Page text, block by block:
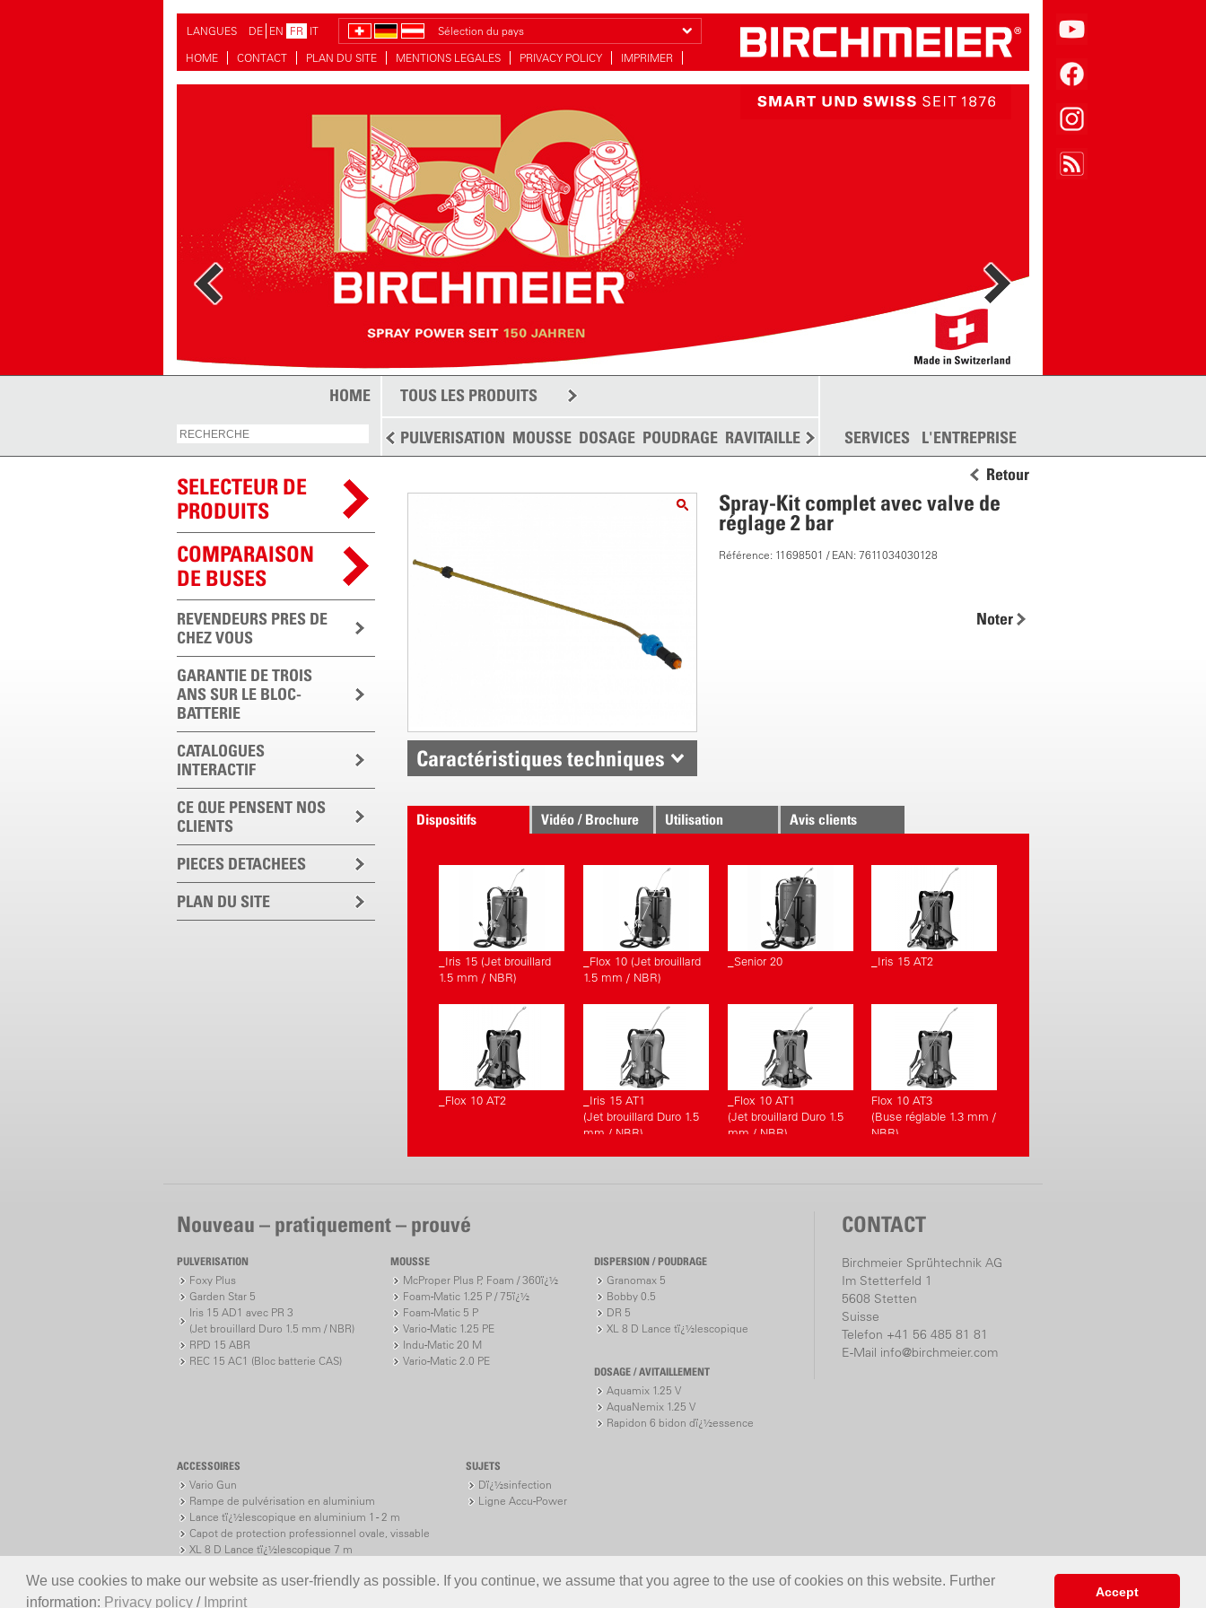
We use cookies to make our website as user-friendly as possible. If you continue, we assume that you agree to the use of cookies on this website. Further
information: Privacy policy/ Imprint
Accept
LANGUES DE EN FR IT
Sélection du pays
HOME
CONTACT PLAN DU SITE MENTIONS LEGALES PRIVACY POLICY IMPRIMER
HOME TOUS LES PRODUITS
PULVERISATION MOUSSE DOSAGE POUDRAGE RAVITAILLEMENT DISPERSION PLUS
SERVICES L'ENTREPRISE
SELECTEUR DE
PRODUITS
COMPARAISON
DE BUSES
REVENDEURS PRES DE
CHEZ VOUS
GARANTIE DE TROIS
ANS SUR LE BLOC-
BATTERIE
CATALOGUES
INTERACTIF
CE QUE PENSENT NOS
CLIENTS
PIECES DETACHEES
PLAN DU SITE
Retour
Spray-Kit complet avec valve de
réglage 2 bar
Référence: 11698501 / EAN: 7611034030128
Noter
Caractéristiques techniques
Dispositifs
Vidéo / Brochure Utilisation Avis clients
_Iris 15 (Jet brouillard
1.5 mm / NBR)
_Flox 10 (Jet brouillard
1.5 mm / NBR)
_Senior 20 _Iris 15 AT2
_Flox 10 AT2
_Iris 15 AT1
(Jet brouillard Duro 1.5
mm / NBR)
_Flox 10 AT1
(Jet brouillard Duro 1.5
mm / NBR)
Flox 10 AT3
(Buse réglable 1.3 mm /
NBR)
Nouveau – pratiquement – prouvé
PULVERISATION
Foxy Plus
Garden Star 5
Iris 15 AD1 avec PR 3
(Jet brouillard Duro 1.5 mm / NBR)
RPD 15 ABR
REC 15 AC1 (Bloc batterie CAS)
MOUSSE
McProper Plus P, Foam / 360ï¿½
Foam-Matic 1.25 P / 75ï¿½
Foam-Matic 5 P
Vario-Matic 1.25 PE
Indu-Matic 20 M
Vario-Matic 2.0 PE
DISPERSION / POUDRAGE
Granomax 5
Bobby 0.5
DR 5
XL 8 D Lance tï¿½lescopique
DOSAGE / AVITAILLEMENT
Aquamix 1.25 V
AquaNemix 1.25 V
Rapidon 6 bidon dï¿½essence
ACCESSOIRES
Vario Gun
Rampe de pulvérisation en aluminium
Lance tï¿½lescopique en aluminium 1 - 2 m
Capot de protection professionnel ovale, vissable
XL 8 D Lance tï¿½lescopique 7 m
SUJETS
Dï¿½sinfection
Ligne Accu-Power
CONTACT
Birchmeier Sprühtechnik AG
Im Stetterfeld 1
5608 Stetten
Suisse
Telefon +41 56 485 81 81
E-Mail info@birchmeier.com